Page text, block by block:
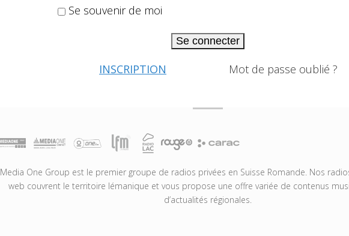
Se souvenir de moi
Se connecter
INSCRIPTION Mot de passe oublié ?
Media One Group est le premier groupe de radios privées en Suisse Romande. Nos
web couvrent le territoire lémanique et vous propose une offre variée de contenus
d’actualités régionales.